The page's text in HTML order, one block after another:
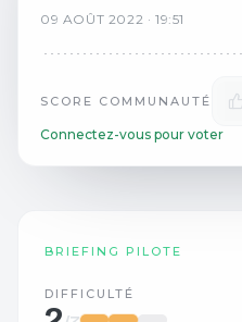
09 AOÛT 2022 ·19:51
SCORE COMMUNAUTÉ
Connectez-vous pour voter
BRIEFING PILOTE
DIFFICULTÉ